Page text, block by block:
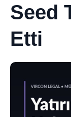
Seed
Etti